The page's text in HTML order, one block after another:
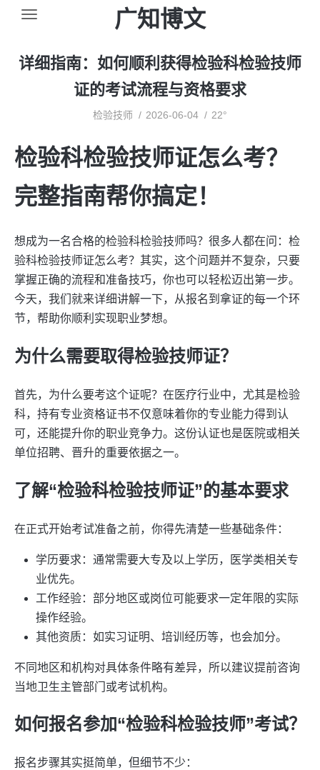
广知博文
详细指南：如何顺利获得检验科检验技师
证的考试流程与资格要求
检验技师 2026-06-04 22°
检验科检验技师证怎么考？
完整指南帮你搞定！
想成为一名合格的检验科检验技师吗？很多人都在问：检
验科检验技师证怎么考？其实，这个问题并不复杂，只要
掌握正确的流程和准备技巧，你也可以轻松迈出第一步。
今天，我们就来详细讲解一下，从报名到拿证的每一个环
节，帮助你顺利实现职业梦想。
为什么需要取得检验技师证？
首先，为什么要考这个证呢？在医疗行业中，尤其是检验
科，持有专业资格证书不仅意味着你的专业能力得到认
可，还能提升你的职业竞争力。这份认证也是医院或相关
单位招聘、晋升的重要依据之一。
了解“检验科检验技师证”的基本要求
在正式开始考试准备之前，你得先清楚一些基础条件：
学历要求：通常需要大专及以上学历，医学类相关专
业优先。
工作经验：部分地区或岗位可能要求一定年限的实际
操作经验。
其他资质：如实习证明、培训经历等，也会加分。
不同地区和机构对具体条件略有差异，所以建议提前咨询
当地卫生主管部门或考试机构。
如何报名参加“检验科检验技师”考试？
报名步骤其实挺简单，但细节不少：